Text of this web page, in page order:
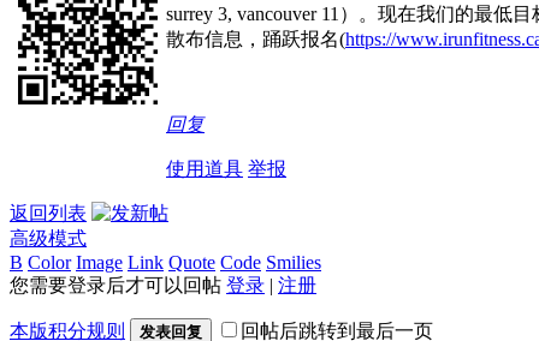
surrey 3, vancouver 11）。现在我们的最低
散布信息，踊跃报名(https://
回复
使用道具 举报
返回列表
高级模式
B Color Image Link Quote Code Smilies
您需要登录后才可以回帖 登录 | 注册
本版积分规则 发表回复 回帖后跳转到最后一页